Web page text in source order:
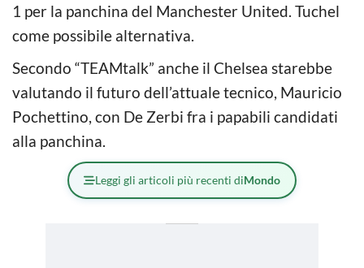
1 per la panchina del Manchester United. Tuchel
come possibile alternativa.
Secondo “TEAMtalk” anche il Chelsea starebbe
valutando il futuro dell’attuale tecnico, Mauricio
Pochettino, con De Zerbi fra i papabili candidati
alla panchina.
Leggi gli articoli più recenti diMondo